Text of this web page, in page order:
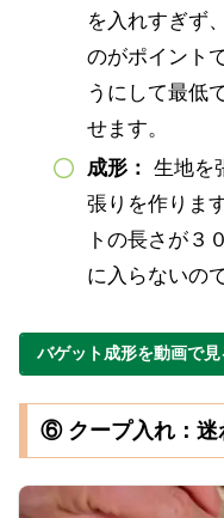
を入れすぎず
のがポイント
うにして最低
せます。
成形： 生地を
張りを作りま
トの長さが３
に入らないの
バゲット成形を動画で
⑥ クープ入れ：迷